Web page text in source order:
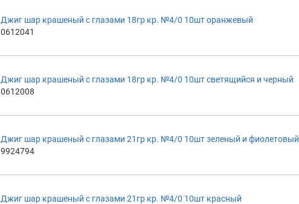
Джиг шар крашеный с глазами 18гр кр. №4/0 10шт оранжевый
0612041
Джиг шар крашеный с глазами 18гр кр. №4/0 10шт светящийся и черный
0612008
Джиг шар крашеный с глазами 21гр кр. №4/0 10шт зеленый и фиолетовый
9924794
Джиг шар крашеный с глазами 21гр кр. №4/0 10шт красный